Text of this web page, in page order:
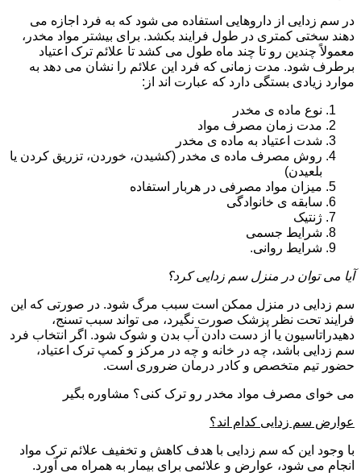
در سم زدایی از داروهایی استفاده می شود که به فرد اجازه می
دهند سختی کمتری در طول فرایند بکشد. برای بیشتر مواد مخدر،
معمولاً چندین رو تا چند ماه طول می کشد تا علائم ترک اعتیاد
برطرف شود. مدت زمانی که فرد این علائم را نشان می دهد به
موارد زیادی بستگی دارد که عبارت اند از:
نوع ماده ی مخدر
مدت زمان مصرف مواد
شدت اعتیاد به ماده ی مخدر
روش مصرف ماده ی مخدر (کشیدن، خوردن، تزریق کردن یا
بلعیدن)
میزان مواد مصرفی در هربار استفاده
سابقه ی خانوادگی
ژنتیک
شرایط جسمی
شرایط روانی.
آیا می توان در منزل سم زدایی کرد؟
سم زدایی در منزل ممکن است سبب مرگ شود. در صورتی که این
فرایند تحت نظر پزشک صورت نگیرد، می تواند سبب تسنج،
دهیدراتاسیون یا از دست دادن آب بدن و شوک شود. اگر انتخاب فرد
سم زدایی باشد، چه در خانه و چه در مرکز و کمپ ترک اعتیاد،
حضور تیم متخصص و کادر درمان ضروری است.
می خوای مصرف مواد مخدر رو ترک کنی؟ مشاوره بگیر
عوارض سم زدایی کدام اند؟
با وجود این که سم زدایی با هدف کاهش و تخفیف علائم ترک مواد
انجام می شود، عوارض و علائمی برای بیمار به همراه می آورد.